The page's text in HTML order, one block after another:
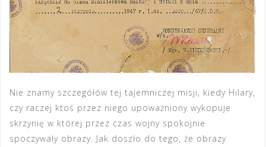
Nie znamy szczegółów tej tajemniczej misji, kiedy Hilary,
czy raczej ktoś przez niego upoważniony wykopuje
skrzynię w której przez czas wojny spokojnie
spoczywały obrazy. Jak doszło do tego, że obrazy